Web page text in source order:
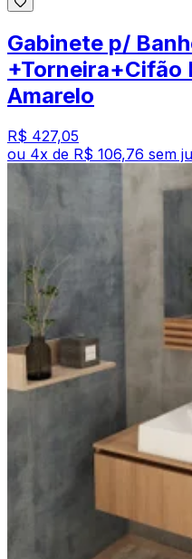
Gabinete p/
+Torneira+Cifão
Amarelo
R$ 427,05
ou 4x de R$ 106,76 sem